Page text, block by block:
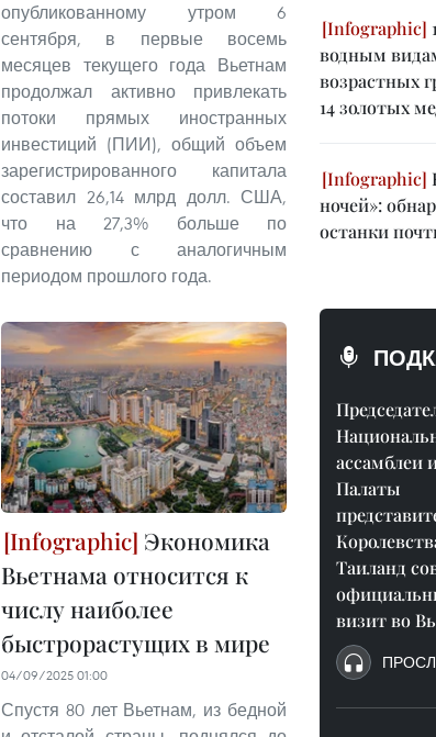
опубликованному утром 6
сентября, в первые восемь
месяцев текущего года Вьетнам
продолжал активно привлекать
потоки прямых иностранных
инвестиций (ПИИ), общий объем
зарегистрированного капитала
составил 26,14 млрд долл. США,
что на 27,3% больше по
сравнению с аналогичным
периодом прошлого года.
Экономика
Вьетнама относится к
числу наиболее
быстрорастущих в мире
04/09/2025 01:00
Спустя 80 лет Вьетнам, из бедной
водным
возрастных
14 золотых
ночей»:
останки
ассамблеи
Палаты
Таиланд
визит во